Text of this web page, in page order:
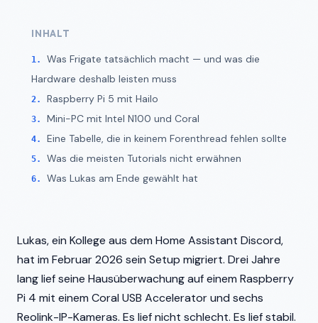
INHALT
Was Frigate tatsächlich macht — und was die
Hardware deshalb leisten muss
Raspberry Pi 5 mit Hailo
Mini-PC mit Intel N100 und Coral
Eine Tabelle, die in keinem Forenthread fehlen sollte
Was die meisten Tutorials nicht erwähnen
Was Lukas am Ende gewählt hat
Lukas, ein Kollege aus dem Home Assistant Discord,
hat im Februar 2026 sein Setup migriert. Drei Jahre
lang lief seine Hausüberwachung auf einem Raspberry
Pi 4 mit einem Coral USB Accelerator und sechs
Reolink-IP-Kameras. Es lief nicht schlecht. Es lief stabil.